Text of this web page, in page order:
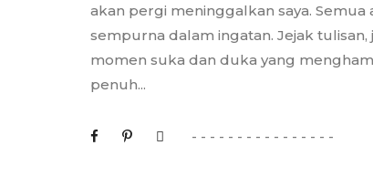
akan pergi meninggalkan saya.
sempurna dalam ingatan. Jejak
momen suka dan duka yang
penuh...